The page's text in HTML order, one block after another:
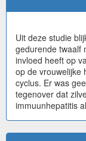
Uit deze studie
gedurende twaalf
invloed heeft op
op de vrouwelijke
cyclus. Er was
tegenover dat
immuunhepatitis